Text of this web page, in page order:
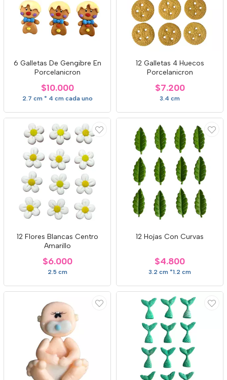
6 Galletas De Gengibre En
Porcelanicron
$10.000
2.7 cm * 4 cm cada uno
12 Galletas 4 Huecos
Porcelanicron
$7.200
3.4 cm
12 Flores Blancas Centro
Amarillo
$6.000
2.5 cm
12 Hojas Con Curvas
$4.800
3.2 cm *1.2 cm